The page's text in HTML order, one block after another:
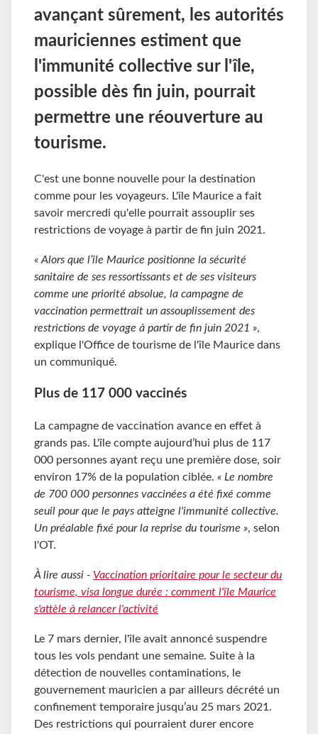
avançant sûrement, les autorités
mauriciennes estiment que
l'immunité collective sur l'île,
possible dès fin juin, pourrait
permettre une réouverture au
tourisme.
C'est une bonne nouvelle pour la destination
comme pour les voyageurs. L'île Maurice a fait
savoir mercredi qu'elle pourrait assouplir ses
restrictions de voyage à partir de fin juin 2021.
« Alors que l’île Maurice positionne la sécurité
sanitaire de ses ressortissants et de ses visiteurs
comme une priorité absolue, la campagne de
vaccination permettrait un assouplissement des
restrictions de voyage à partir de fin juin 2021 »,
explique l'Office de tourisme de l'île Maurice dans
un communiqué.
Plus de 117 000 vaccinés
La campagne de vaccination avance en effet à
grands pas. L'île compte aujourd’hui plus de 117
000 personnes ayant reçu une première dose, soir
environ 17% de la population ciblée. « Le nombre
de 700 000 personnes vaccinées a été fixé comme
seuil pour que le pays atteigne l'immunité collective.
Un préalable fixé pour la reprise du tourisme », selon
l'OT.
À lire aussi - Vaccination prioritaire pour le secteur du
tourisme, visa longue durée : comment l'île Maurice
s'attèle à relancer l'activité
Le 7 mars dernier, l'île avait annoncé suspendre
tous les vols pendant une semaine. Suite à la
détection de nouvelles contaminations, le
gouvernement mauricien a par ailleurs décrété un
confinement temporaire jusqu’au 25 mars 2021.
Des restrictions qui pourraient durer encore